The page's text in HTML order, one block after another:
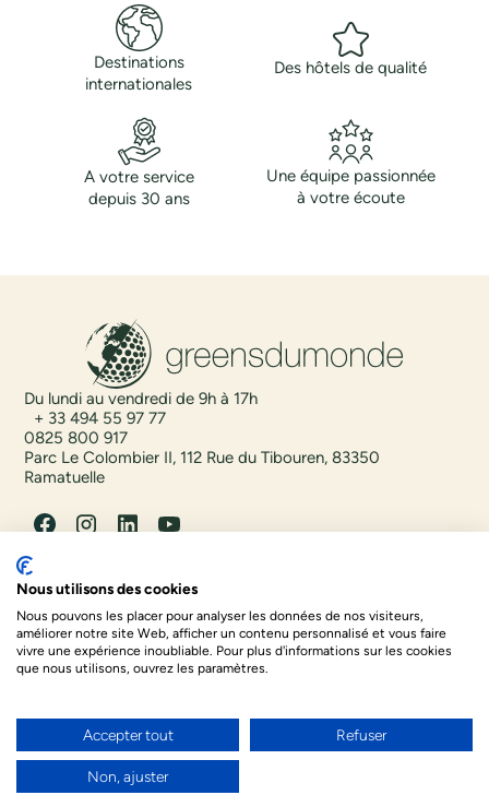
Destinations
internationales
Des hôtels de qualité
A votre service
depuis 30 ans
Une équipe passionnée
à votre écoute
Du lundi au vendredi de 9h à 17h
+ 33 494 55 97 77
0825 800 917
Parc Le Colombier II, 112 Rue du Tibouren, 83350
Ramatuelle
Destinations
Qui sommes nous
© 2025 Greens du Monde - Tous droits réservés - Designed
Nous utilisons des cookies
Nous pouvons les placer pour analyser les données de nos visiteurs,
améliorer notre site Web, afficher un contenu personnalisé et vous faire
vivre une expérience inoubliable. Pour plus d'informations sur les cookies
que nous utilisons, ouvrez les paramètres.
Accepter tout Refuser
Non, ajuster